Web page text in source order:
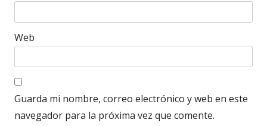
Web
Guarda mi nombre, correo electrónico y web en este
navegador para la próxima vez que comente.